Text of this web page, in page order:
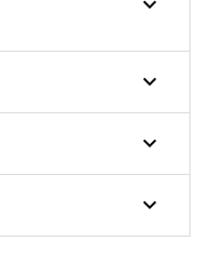
keyboard_arrow_down
keyboard_arrow_down
keyboard_arrow_down